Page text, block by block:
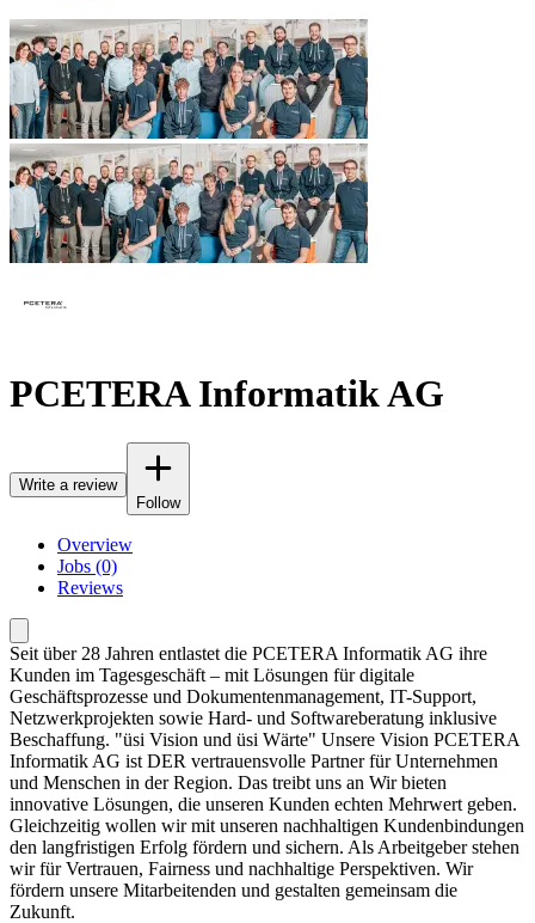
PCETERA Informatik AG
Write a review
Follow
Overview
Jobs (0)
Reviews
Seit über 28 Jahren entlastet die PCETERA Informatik AG ihre
Kunden im Tagesgeschäft – mit Lösungen für digitale
Geschäftsprozesse und Dokumentenmanagement, IT-Support,
Netzwerkprojekten sowie Hard- und Softwareberatung inklusive
Beschaffung. "üsi Vision und üsi Wärte" Unsere Vision PCETERA
Informatik AG ist DER vertrauensvolle Partner für Unternehmen
und Menschen in der Region. Das treibt uns an Wir bieten
innovative Lösungen, die unseren Kunden echten Mehrwert geben.
Gleichzeitig wollen wir mit unseren nachhaltigen Kundenbindungen
den langfristigen Erfolg fördern und sichern. Als Arbeitgeber stehen
wir für Vertrauen, Fairness und nachhaltige Perspektiven. Wir
fördern unsere Mitarbeitenden und gestalten gemeinsam die
Zukunft.